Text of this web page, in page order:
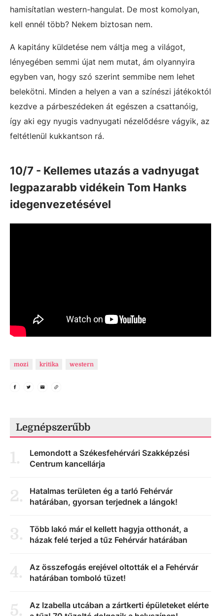
hamisítatlan western-hangulat. De most komolyan,
kell ennél több? Nekem biztosan nem.
A kapitány küldetése nem váltja meg a világot,
lényegében semmi újat nem mutat, ám olyannyira
egyben van, hogy szó szerint semmibe nem lehet
belekötni. Minden a helyen a van a színészi játékoktól
kezdve a párbeszédeken át egészen a csattanóig,
így aki egy nyugis vadnyugati nézelődésre vágyik, az
feltétlenül kukkantson rá.
10/7 - Kellemes utazás a vadnyugat
legpazarabb vidékein Tom Hanks
idegenvezetésével
mozi kritika western
Legnépszerűbb
1.
Lemondott a Székesfehérvári Szakképzési
Centrum kancellárja
2.
Hatalmas területen ég a tarló Fehérvár
határában, gyorsan terjednek a lángok!
3.
Több lakó már el kellett hagyja otthonát, a
házak felé terjed a tűz Fehérvár határában
4.
Az összefogás erejével oltották el a Fehérvár
határában tomboló tüzet!
5.
Az Izabella utcában a zártkerti épületeket elérte